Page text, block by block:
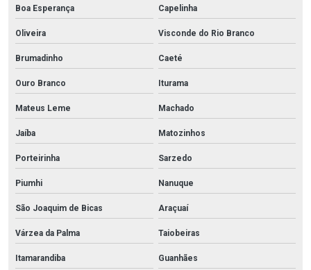
Boa Esperança Capelinha
Oliveira Visconde do Rio Branco
Brumadinho Caeté
Ouro Branco Iturama
Mateus Leme Machado
Jaíba Matozinhos
Porteirinha Sarzedo
Piumhi Nanuque
São Joaquim de Bicas Araçuaí
Várzea da Palma Taiobeiras
Itamarandiba Guanhães